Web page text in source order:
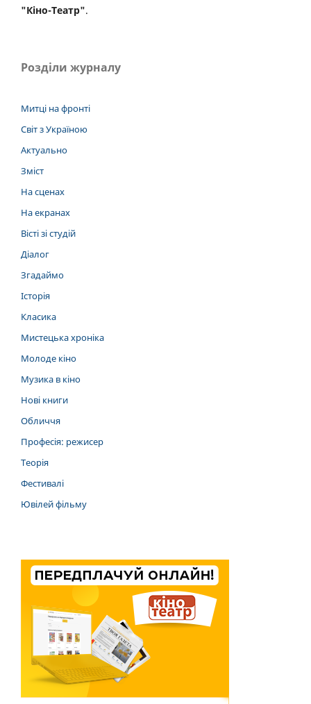
"Кіно-Театр".
Розділи журналу
Митці на фронті
Світ з Україною
Актуально
Зміст
На сценах
На екранах
Вісті зі студій
Діалог
Згадаймо
Історія
Класика
Мистецька хроніка
Молоде кіно
Музика в кіно
Нові книги
Обличчя
Професія: режисер
Теорія
Фестивалі
Ювілей фільму